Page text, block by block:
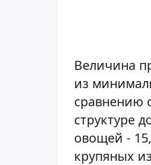
Величина
из
сравнению
структуре
овощей -
крупяных